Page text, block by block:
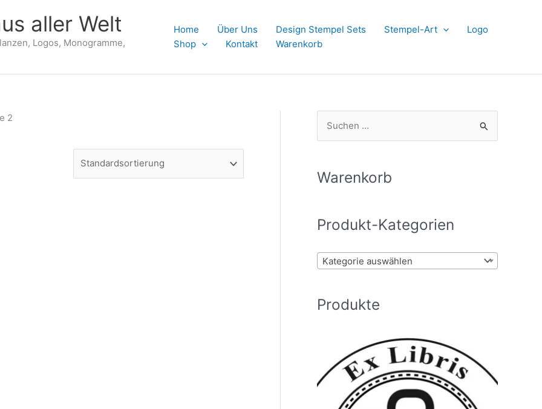
aller Welt
Logos, Monogramme,
Home Über Uns Design Stempel Sets Stempel-Art
Logo
Shop
Kontakt Warenkorb
2
h
n
:
Warenkorb
Produkt-Kategorien
Kategorie auswählen
Produkte